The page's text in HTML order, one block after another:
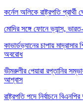
কর্নেল অলিকে রাষ্ট্রপতি
মোদির সঙ্গে ফোনে ভ্যান্স,
কাভার্ডভ্যানের চাপায়
অবরোধ
ভীমরুলীর পেয়ারা রপ্তানির
আশ্বাস
রাষ্ট্রপতি পদে নির্বাচনে